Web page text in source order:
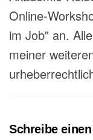
Online-
im Job" an.
meiner
Schreibe